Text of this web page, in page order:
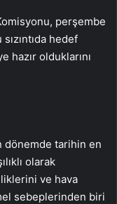
perşembe
hedef
hazır olduklarını
dönemde tarihin en
olarak
ve hava
sebeplerinden biri